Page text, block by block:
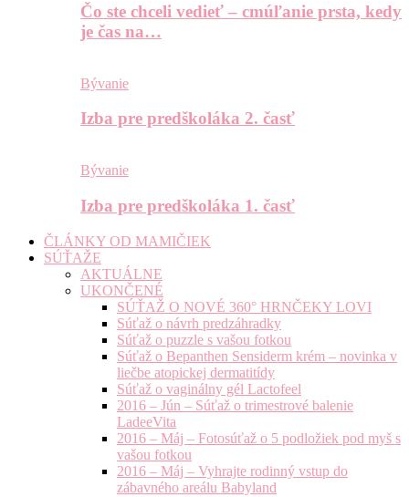
Čo ste chceli vedieť – cmúľanie prsta, kedy
je čas na…
Bývanie
Izba pre predškoláka 2. časť
Bývanie
Izba pre predškoláka 1. časť
ČLÁNKY OD MAMIČIEK
SÚŤAŽE
AKTUÁLNE
UKONČENÉ
SÚŤAŽ O NOVÉ 360° HRNČEKY LOVI
Súťaž o návrh predzáhradky
Súťaž o puzzle s vašou fotkou
Súťaž o Bepanthen Sensiderm krém – novinka v
liečbe atopickej dermatitídy
Súťaž o vaginálny gél Lactofeel
2016 – Jún – Súťaž o trimestrové balenie
LadeeVita
2016 – Máj – Fotosúťaž o 5 podložiek pod myš s
vašou fotkou
2016 – Máj – Vyhrajte rodinný vstup do
zábavného areálu Babyland